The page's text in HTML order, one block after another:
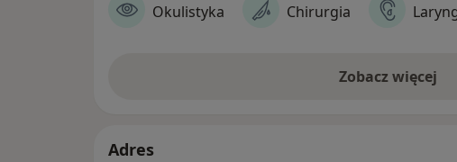
Okulistyka Chirurgia
Zobacz więcej
Adres